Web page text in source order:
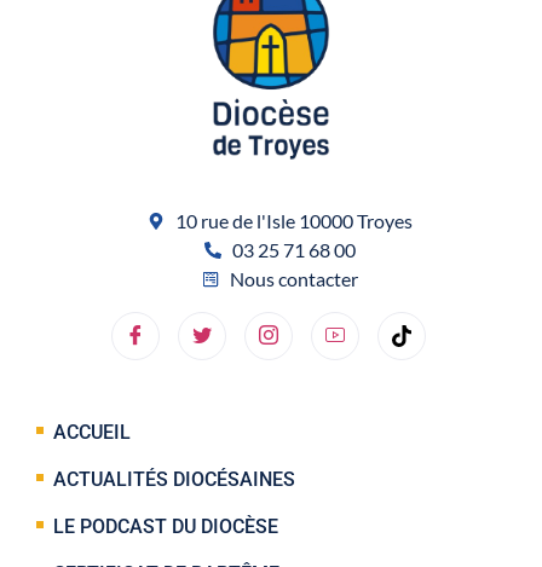
10 rue de l'Isle 10000 Troyes
03 25 71 68 00
Nous contacter
ACCUEIL
ACTUALITÉS DIOCÉSAINES
LE PODCAST DU DIOCÈSE